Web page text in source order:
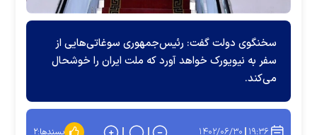
سخنگوی دولت گفت: رئیس‌جمهوری سوغاتی‌هایی از
سفر به نیویورک خواهد آورد که ملت ایران را خوشحال
می‌کند.
پسندها:۲